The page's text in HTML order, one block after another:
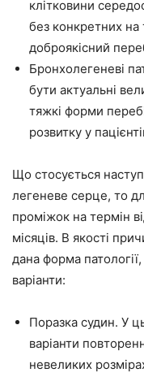
клітковини
без конкретних на
доброякісний
Бронхолегеневі
бути актуальні
тяжкі форми
розвитку у
Що стосується
легеневе серце, то
проміжок на термін
місяців. В якості
дана форма
варіанти:
Поразка судин. У
варіанти
невеликих